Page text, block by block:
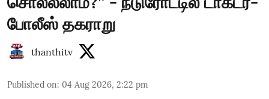
போலீஸ் தகராறு
thanthitv
Published on: 04 Aug 2026, 2:22 pm